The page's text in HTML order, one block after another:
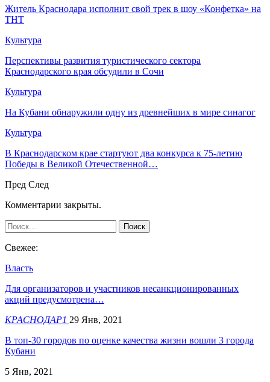
Житель Краснодара исполнит свой трек в шоу «Конфетка» на
ТНТ
Культура
Перспективы развития туристического сектора
Краснодарского края обсудили в Сочи
Культура
На Кубани обнаружили одну из древнейших в мире синагог
Культура
В Краснодарском крае стартуют два конкурса к 75-летию
Победы в Великой Отечественной…
Пред След
Комментарии закрыты.
Свежее:
Власть
Для организаторов и участников несанкционированных
акций предусмотрена…
КРАСНОДАР1 29 Янв, 2021
В топ-30 городов по оценке качества жизни вошли 3 города
Кубани
5 Янв, 2021